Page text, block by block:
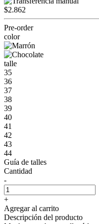
$2.862
Pre-order
color
talle
35
36
37
38
39
40
41
42
43
44
Guía de talles
Cantidad
-
+
Agregar al carrito
Descripción del producto